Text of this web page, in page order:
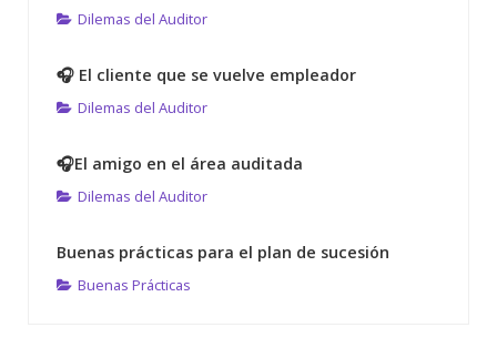
Dilemas del Auditor
🎧 El cliente que se vuelve empleador
Dilemas del Auditor
🎧El amigo en el área auditada
Dilemas del Auditor
Buenas prácticas para el plan de sucesión
Buenas Prácticas